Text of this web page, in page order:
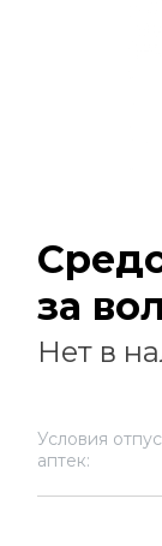
за
Нет в
Условия
аптек: